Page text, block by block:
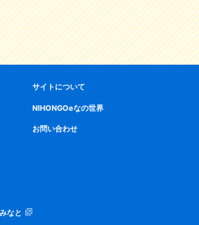
なと
サイトについて
NIHONGOeなの世界
お問い合わせ